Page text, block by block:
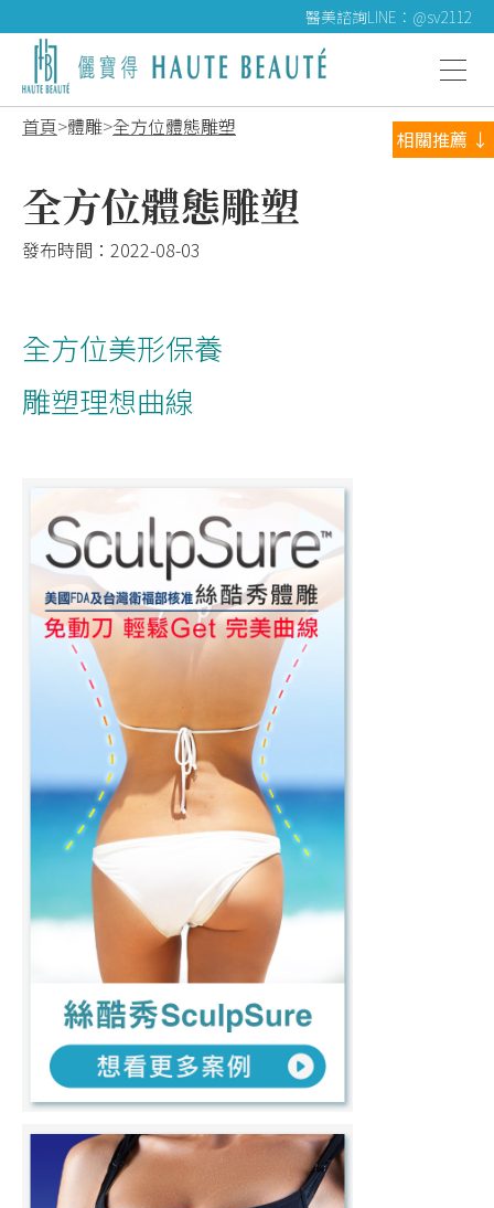
醫美諮詢LINE：@sv2112
首頁 體雕 全方位體態雕塑
全方位體態雕塑
發布時間： 2022-08-03
全方位美形保養
雕塑理想曲線
相關推薦 ↓